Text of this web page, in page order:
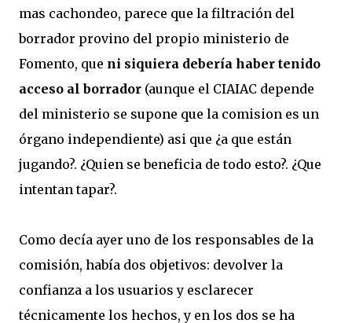
mas cachondeo, parece que la filtración del
borrador provino del propio ministerio de
Fomento, que ni siquiera debería haber tenido
acceso al borrador (aunque el CIAIAC depende
del ministerio se supone que la comision es un
órgano independiente) asi que ¿a que están
jugando?. ¿Quien se beneficia de todo esto?. ¿Que
intentan tapar?.
Como decía ayer uno de los responsables de la
comisión, había dos objetivos: devolver la
confianza a los usuarios y esclarecer
técnicamente los hechos, y en los dos se ha